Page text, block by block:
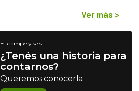
Ver más >
El campo y vos
¿Tenés una historia para
contarnos?
Queremos conocerla